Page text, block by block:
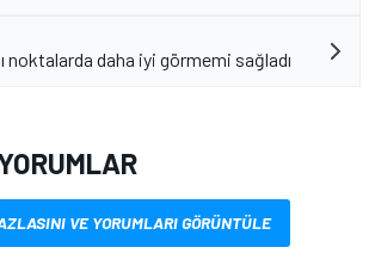
noktalarda daha iyi görmemi sağladı
VE YORUMLARI GÖRÜNTÜLE